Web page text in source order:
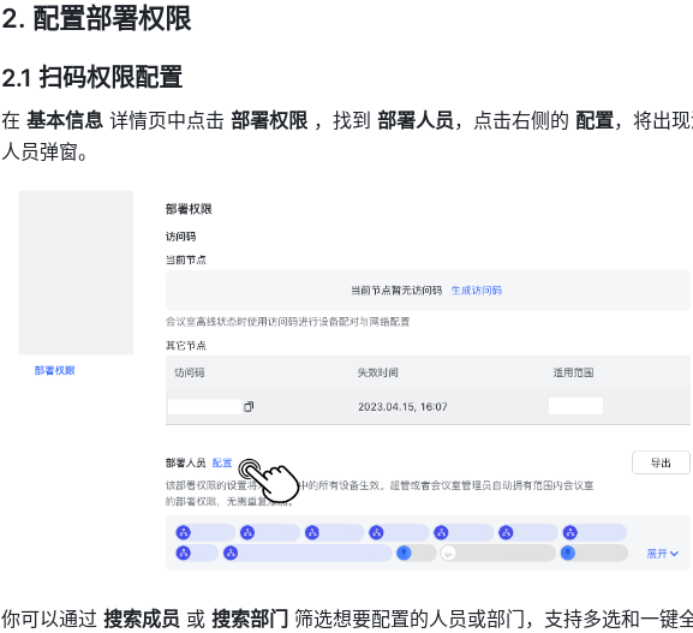
配置部署权限
2.1 扫码权限配置
在 基本信息 详情页中点击 部署权限 ，找到 部署人员，点击右侧的 配置，将出
人员弹窗。
你可以通过 搜索成员 或 搜索部门 筛选想要配置的人员或部门，支持多选和一键